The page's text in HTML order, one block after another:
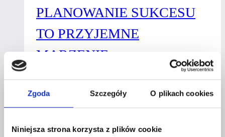
Zgoda Szczegóły O plikach cookies
Niniejsza strona korzysta z plików cookie
siebie?
PLANOWANIE SUKCESU
TO PRZYJEMNE
MARZENIE,
ALE BEZ DZIAŁANIA JEST
STRATĄ CZASU.
PrzezKamila Karczewska 22 stycznia 2020